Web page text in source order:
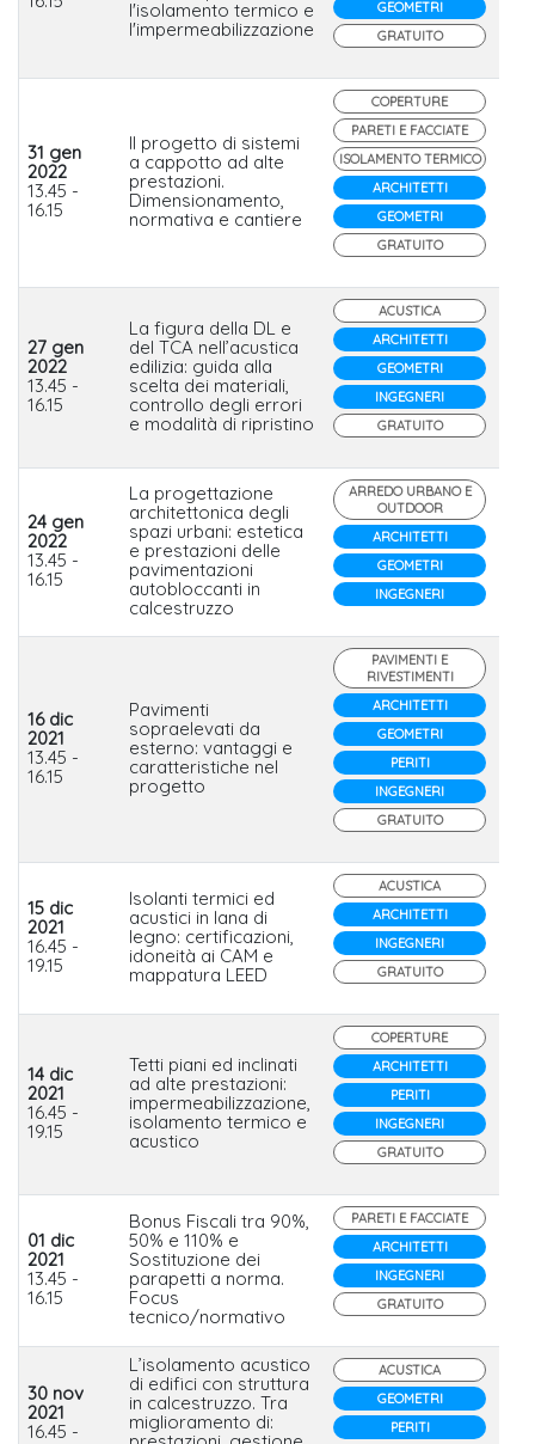
l'isolamento termico e
l'impermeabilizzazione
GEOMETRI
GRATUITO
31 gen
2022
13.45 -
16.15
Il progetto di sistemi
a cappotto ad alte
prestazioni.
Dimensionamento,
normativa e cantiere
COPERTURE
PARETI E FACCIATE
ISOLAMENTO TERMICO
ARCHITETTI
GEOMETRI
GRATUITO
27 gen
2022
13.45 -
16.15
La figura della DL e
del TCA nell’acustica
edilizia: guida alla
scelta dei materiali,
controllo degli errori
e modalità di ripristino
ACUSTICA
ARCHITETTI
GEOMETRI
INGEGNERI
GRATUITO
24 gen
2022
13.45 -
16.15
La progettazione
architettonica degli
spazi urbani: estetica
e prestazioni delle
pavimentazioni
autobloccanti in
calcestruzzo
ARREDO URBANO E
OUTDOOR
ARCHITETTI
GEOMETRI
INGEGNERI
16 dic
2021
13.45 -
16.15
Pavimenti
sopraelevati da
esterno: vantaggi e
caratteristiche nel
progetto
PAVIMENTI E
RIVESTIMENTI
ARCHITETTI
GEOMETRI
PERITI
INGEGNERI
GRATUITO
15 dic
2021
16.45 -
19.15
Isolanti termici ed
acustici in lana di
legno: certificazioni,
idoneità ai CAM e
mappatura LEED
ACUSTICA
ARCHITETTI
INGEGNERI
GRATUITO
14 dic
2021
16.45 -
19.15
Tetti piani ed inclinati
ad alte prestazioni:
impermeabilizzazione,
isolamento termico e
acustico
COPERTURE
ARCHITETTI
PERITI
INGEGNERI
GRATUITO
01 dic
2021
13.45 -
16.15
Bonus Fiscali tra 90%,
50% e 110% e
Sostituzione dei
parapetti a norma.
Focus
tecnico/normativo
PARETI E FACCIATE
ARCHITETTI
INGEGNERI
GRATUITO
30 nov
2021
16.45 -
L’isolamento acustico
di edifici con struttura
in calcestruzzo. Tra
miglioramento di:
ACUSTICA
GEOMETRI
PERITI